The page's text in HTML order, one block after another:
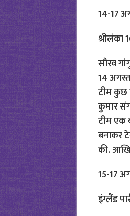
14-17
श्रीलंका
सौरव
14
टीम कुछ
कुमार
टीम एक
बनाकर
की.
15-17
इंग्लैंड